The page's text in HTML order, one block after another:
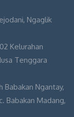
Ngaglik
Kelurahan
Tenggara
Babakan Ngantay,
Babakan Madang,